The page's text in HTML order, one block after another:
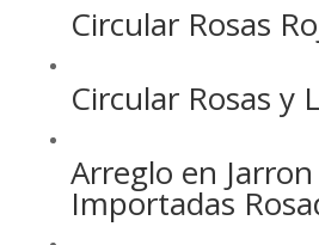
Circular Rosas
Circular Rosas y
Arreglo en Jarron
Importadas